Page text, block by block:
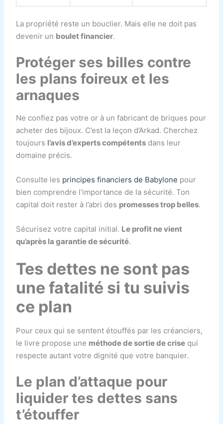
La propriété reste un bouclier. Mais elle ne doit pas
devenir un boulet financier.
Protéger ses billes contre
les plans foireux et les
arnaques
Ne confiez pas votre or à un fabricant de briques pour
acheter des bijoux. C’est la leçon d’Arkad. Cherchez
toujours l’avis d’experts compétents dans leur
domaine précis.
Consulte les principes financiers de Babylone pour
bien comprendre l’importance de la sécurité. Ton
capital doit rester à l’abri des promesses trop belles.
Sécurisez votre capital initial. Le profit ne vient
qu’après la garantie de sécurité.
Tes dettes ne sont pas
une fatalité si tu suivis
ce plan
Pour ceux qui se sentent étouffés par les créanciers,
le livre propose une méthode de sortie de crise qui
respecte autant votre dignité que votre banquier.
Le plan d’attaque pour
liquider tes dettes sans
t’étouffer